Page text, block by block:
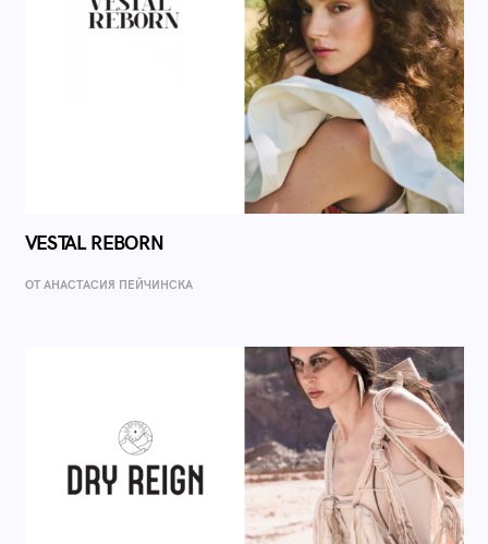
VESTAL REBORN
ОТ AНАСТАСИЯ ПЕЙЧИНСКА